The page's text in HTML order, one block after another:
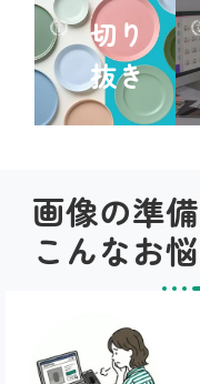
切り
抜き
画像の準
こんなお